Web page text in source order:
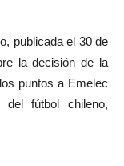
publicada el 30 de
la decisión de la
puntos a Emelec
del fútbol chileno,